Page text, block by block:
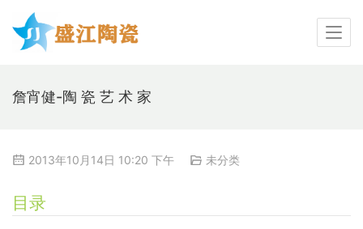
詹宵健-陶 瓷 艺 术 家
2013年10月14日 10:20 下午 未分类
目录